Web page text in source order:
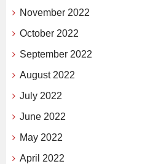
November 2022
October 2022
September 2022
August 2022
July 2022
June 2022
May 2022
April 2022